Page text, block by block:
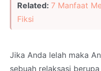
Related: 7 Manfaat
Fiksi
Jika Anda lelah maka
sebuah relaksasi